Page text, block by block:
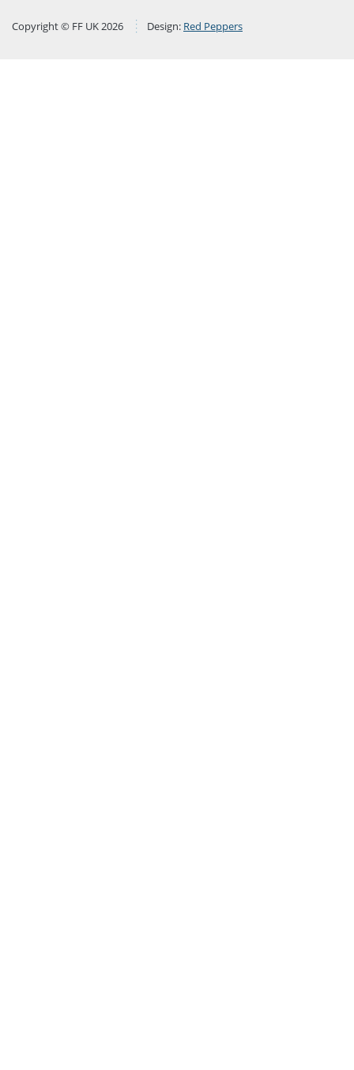
Copyright © FF UK 2026 Design: Red Peppers